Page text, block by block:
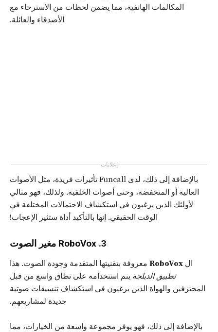
المكالمات الهاتفية، مما يضمن لحظات من الاسترخاء مع
الأصدقاء والعائلة.
إعلانات
بالإضافة إلى ذلك، لدى Funcall تأثيرات فريدة، مثل الأصوات
العالية أو المنخفضة، وحتى أصوات الخلفية. ولذلك، فهو مثالي
لأولئك الذين يرغبون في استكشاف الاحتمالات المختلفة في
الوقت الحقيقي. إنها بالتأكيد أداة ستثير الإعجاب!
3. RoboVox مغير الصوت
ال RoboVox معروفة بتقنيتها المتقدمة وجودة الصوت. هذا
تطبيق الدبلجة يتم استخدامه على نطاق واسع من قبل
المحترفين والهواة الذين يرغبون في استكشاف تنسيقات صوتية
جديدة لمشاريعهم.
بالإضافة إلى ذلك، فهو يوفر مجموعة واسعة من الخيارات، مما